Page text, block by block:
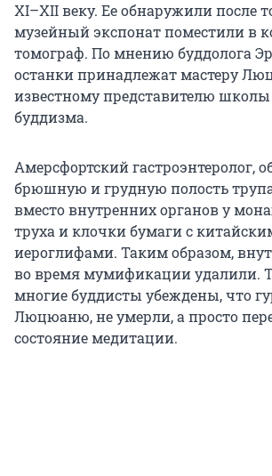
XI–XII веку. Ее обнаружили после
музейный экспонат поместили в
томограф. По мнению буддолога
останки принадлежат мастеру
известному представителю
буддизма.
Амерсфортский гастроэнтеролог,
брюшную и грудную полость
вместо внутренних органов у
труха и клочки бумаги с
иероглифами. Таким образом,
во время мумификации удалили.
многие буддисты убеждены, что
Люцюаню, не умерли, а просто
состояние медитации.